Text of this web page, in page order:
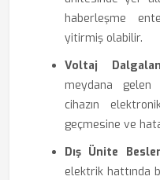
haberleşme
yitirmiş olabilir.
Voltaj
meydana
cihazın
geçmesine ve
Dış Ünite
elektrik hattında